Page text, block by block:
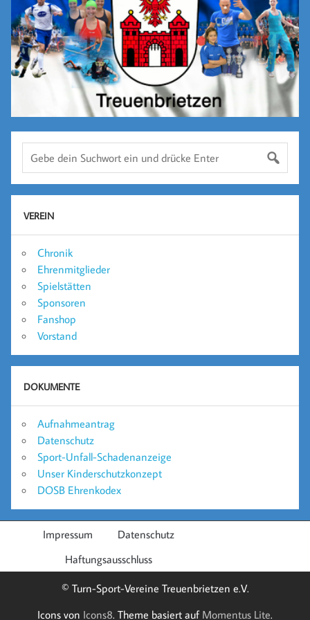
VEREIN
Chronik
Ehrenmitglieder
Spielstätten
Sponsoren
Fanshop
Vorstand
DOKUMENTE
Aufnahmeantrag
Datenschutz
Sport-Unfall-Schadenanzeige
Unser Kinderschutzkonzept
DOSB Ehrenkodex
Impressum
Datenschutz
Haftungsausschluss
© Turn-Sport-Vereine Treuenbrietzen e.V.
Icons von Icons8. Theme basiert auf Momentus Lite.